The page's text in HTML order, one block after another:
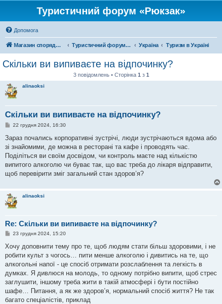
Туристичний форум «Рюкзак»
Допомога
Магазин спорядження Туристичний форум «Рюкзак» Україна Туризм в Україні
Скільки ви випиваєте на відпочинку?
3 повідомлень • Сторінка 1 з 1
alinaoksi
Скільки ви випиваєте на відпочинку?
П
в
д
о
м
л
е
я
22 грудня 2024, 16:30
Зараз почались корпоративні зустрічі, люди зустрічаються вдома або
зі знайомими, де можна в ресторані та кафе і проводять час.
Поділіться ви своїм досвідом, чи контроль маєте над кількістю
випитого алкоголю чи буває так, що вас треба до лікаря відправити,
щоб перевірити зміг загальний стан здоров’я?
alinaoksi
Re: Скільки ви випиваєте на відпочинку?
П
в
д
о
л
е
н
я
23 грудня 2024, 15:20
Хочу доповнити тему про те, щоб людям стати більш здоровими, і не
робити культ з чогось… пити менше алкоголю і дивитись на те, що
алкогольні напої - це спосіб отримати розслаблення та легкість в
думках. Я дивлюся на молодь, то одному потрібно випити, щоб стрес
заглушити, іншому треба жити в такій атмосфері і бути постійно
шафе… Питання, а як же здоровʼя, нормальний спосіб життя? Не так
багато спеціалістів, приклад